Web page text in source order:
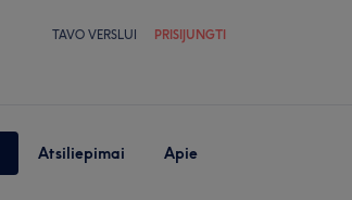
TAVO VERSLUI PRISIJUNGTI
Atsiliepimai Apie